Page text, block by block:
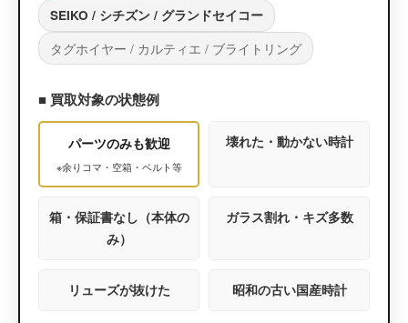
SEIKO / シチズン / グランドセイコー
タグホイヤー / カルティエ / ブライトリング
■ 買取対象の状態例
パーツのみも歓迎
※余りコマ・空箱・ベルト等
壊れた・動かない時計
箱・保証書なし（本体の
み）
ガラス割れ・キズ多数
リューズが抜けた 昭和の古い国産時計